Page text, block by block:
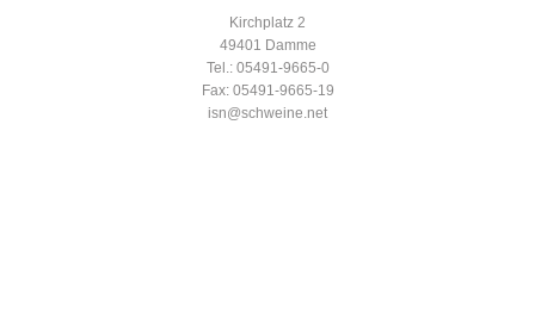
Kirchplatz 2
49401 Damme
Tel.: 05491-9665-0
Fax: 05491-9665-19
isn@schweine.net